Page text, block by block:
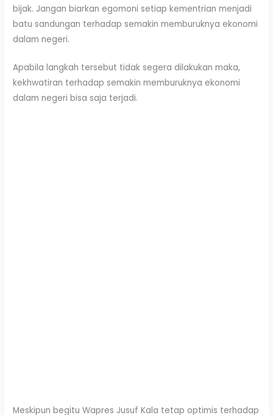
bijak. Jangan biarkan egomoni setiap kementrian menjadi
batu sandungan terhadap semakin memburuknya ekonomi
dalam negeri.
Apabila langkah tersebut tidak segera dilakukan maka,
kekhwatiran terhadap semakin memburuknya ekonomi
dalam negeri bisa saja terjadi.
Meskipun begitu Wapres Jusuf Kala tetap optimis terhadap